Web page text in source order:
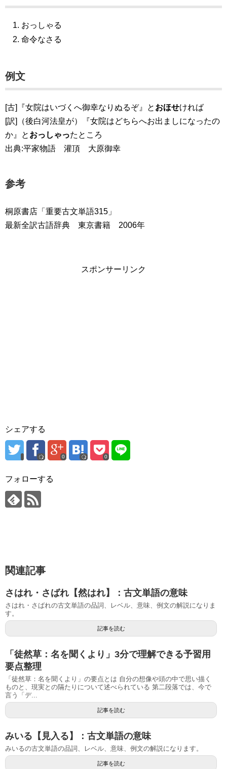
おっしゃる
命令なさる
例文
[古]『女院はいづくへ御幸なりぬるぞ』と おほせければ
[訳]（後白河法皇が）『女院はどちらへお出ましになったの
か』と おっしゃったところ
出典:平家物語 灌頂 大原御幸
参考
桐原書店「重要古文単語315」
最新全訳古語辞典 東京書籍 2006年
スポンサーリンク
シェアする
0 0
フォローする
関連記事
さはれ・さばれ【然はれ】：古文単語の意味
さはれ・さばれの古文単語の品詞、レベル、意味、例文の解説になりま
す。
記事を読む
「徒然草：名を聞くより」3分で理解できる予習用
要点整理
「徒然草：名を聞くより」の要点とは 自分の想像や頭の中で思い描く
ものと、現実との隔たりについて述べられている 第二段落では、今で
言う「デ...
記事を読む
みいる【見入る】：古文単語の意味
みいるの古文単語の品詞、レベル、意味、例文の解説になります。
記事を読む